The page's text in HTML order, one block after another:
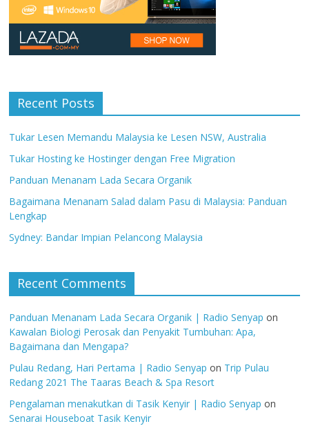
Recent Posts
Tukar Lesen Memandu Malaysia ke Lesen NSW, Australia
Tukar Hosting ke Hostinger dengan Free Migration
Panduan Menanam Lada Secara Organik
Bagaimana Menanam Salad dalam Pasu di Malaysia: Panduan
Lengkap
Sydney: Bandar Impian Pelancong Malaysia
Recent Comments
Panduan Menanam Lada Secara Organik | Radio Senyap on
Kawalan Biologi Perosak dan Penyakit Tumbuhan: Apa,
Bagaimana dan Mengapa?
Pulau Redang, Hari Pertama | Radio Senyap on Trip Pulau
Redang 2021 The Taaras Beach & Spa Resort
Pengalaman menakutkan di Tasik Kenyir | Radio Senyap on
Senarai Houseboat Tasik Kenyir